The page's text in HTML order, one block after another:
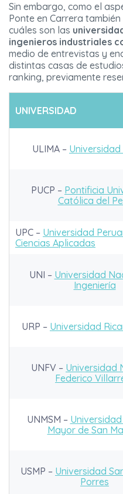
Sin embargo, como el
Ponte en Carrera
cuáles son las
ingenieros industriales
medio de entrevistas y
distintas casas de
ranking, previamente
UNIVERSIDAD
ULIMA – Universidad
PUCP – Pontificia
Católica del
UPC – Universidad
Ciencias Aplicadas
UNI – Universidad
Ingeniería
URP – Universidad
UNFV – Universidad
Federico
UNMSM –
Mayor de San
USMP – Universidad
Porres